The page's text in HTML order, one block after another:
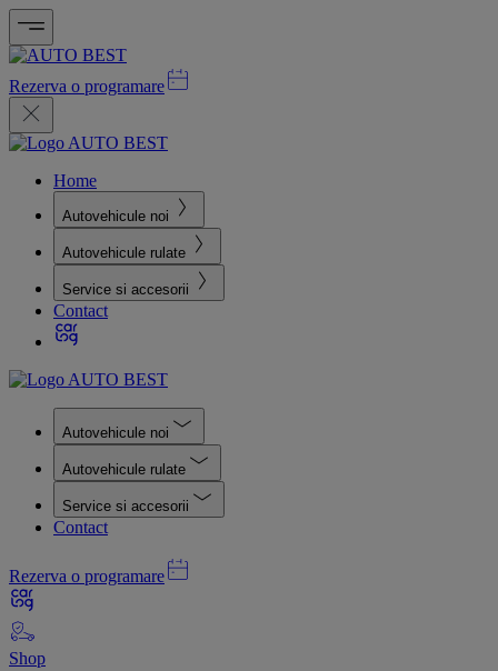
Rezerva o programare
Home
Autovehicule noi
Autovehicule rulate
Service si accesorii
Contact
Autovehicule noi
Autovehicule rulate
Service si accesorii
Contact
Rezerva o programare
Shop